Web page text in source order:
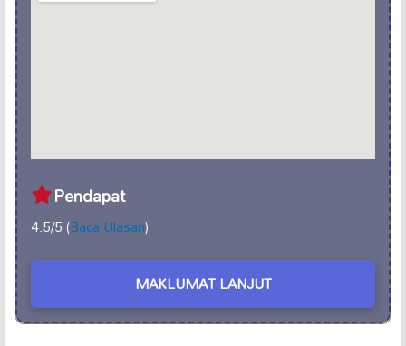
Pendapat
4.5/5 (Baca Ulasan)
MAKLUMAT LANJUT